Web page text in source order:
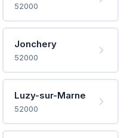
52000
Jonchery
52000
Luzy-sur-Marne
52000